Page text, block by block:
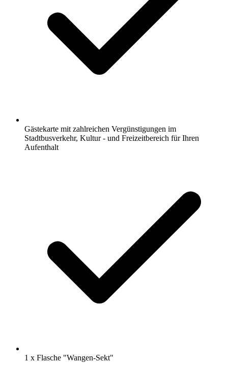
Gästekarte mit zahlreichen Vergünstigungen im
Stadtbusverkehr, Kultur - und Freizeitbereich für Ihren
Aufenthalt
1 x Flasche "Wangen-Sekt"